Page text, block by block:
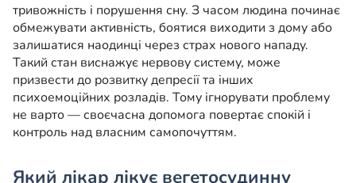
тривожність і порушення сну. З часом людина починає
обмежувати активність, боятися виходити з дому або
залишатися наодинці через страх нового нападу.
Такий стан виснажує нервову систему, може
призвести до розвитку депресії та інших
психоемоційних розладів. Тому ігнорувати проблему
не варто — своєчасна допомога повертає спокій і
контроль над власним самопочуттям.
Який лікар лікує вегетосудинну